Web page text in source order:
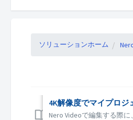
ソリューションホーム
4K解像度でマイプロ
Nero Videoで編集する際